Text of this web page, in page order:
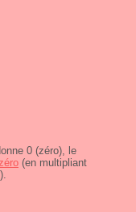
0 (zéro), le
zéro (en multipliant